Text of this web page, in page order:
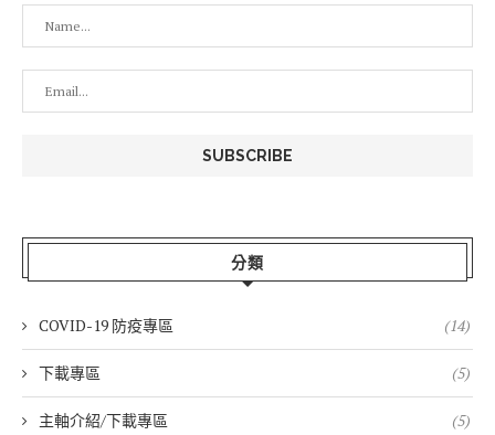
分類
COVID-19 防疫專區 (14)
下載專區 (5)
主軸介紹/下載專區 (5)